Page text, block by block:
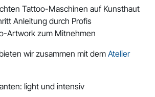
Tattoo-Maschinen auf Kunsthaut
Anleitung durch Profis
Artwork zum Mitnehmen
wir zusammen mit dem Atelier
light und intensiv